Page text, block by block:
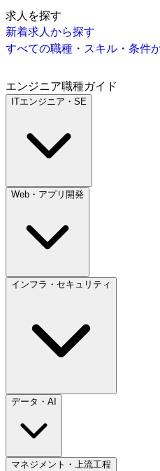
求人を探す
新着求人から探す
すべての職種・スキル・条件
エンジニア職種ガイド
ITエンジニア・SE
Web・アプリ開発
インフラ・セキュリティ
データ・AI
マネジメント・上流工程